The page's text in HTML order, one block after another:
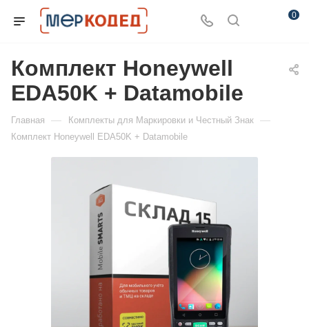
0
Комплект Honeywell
EDA50K + Datamobile
Главная — Комплекты для Маркировки и Честный Знак —
Комплект Honeywell EDA50K + Datamobile